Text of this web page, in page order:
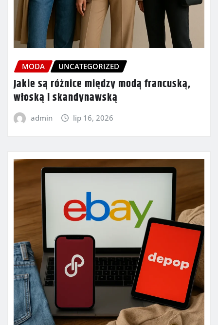
MODA UNCATEGORIZED
Jakie są różnice między modą francuską,
włoską i skandynawską
admin lip 16, 2026